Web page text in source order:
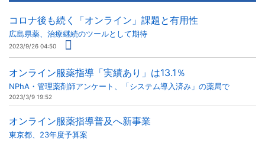
コロナ後も続く「オンライン」課題と有用性
広島県薬、治療継続のツールとして期待
2023/9/26 04:50
オンライン服薬指導「実績あり」は13.1％
NPhA・管理薬剤師アンケート、「システム導入済み」の薬局で
2023/3/9 19:52
オンライン服薬指導普及へ新事業
東京都、23年度予算案